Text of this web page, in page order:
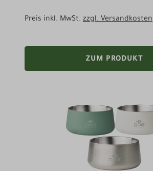
Preis inkl. MwSt. zzgl. Versandkosten
ZUM PRODUKT